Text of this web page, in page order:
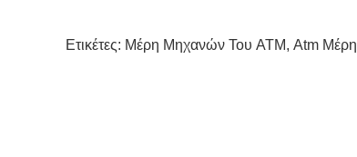
Ετικέτες: Μέρη Μηχανών Του ATM, Atm Μέρη